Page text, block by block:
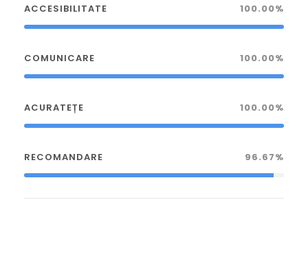
ACCESIBILITATE 100.00%
COMUNICARE 100.00%
ACURATEȚE 100.00%
RECOMANDARE 96.67%